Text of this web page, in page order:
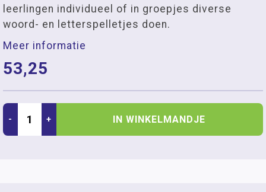
leerlingen individueel of in groepjes diverse
woord- en letterspelletjes doen.
Meer informatie
53,25
- + IN WINKELMANDJE